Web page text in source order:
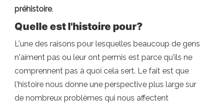
préhistoire.
Quelle est l'histoire pour?
L'une des raisons pour lesquelles beaucoup de gens
n'aiment pas ou leur ont permis est parce qu'ils ne
comprennent pas à quoi cela sert. Le fait est que
l'histoire nous donne une perspective plus large sur
de nombreux problèmes qui nous affectent